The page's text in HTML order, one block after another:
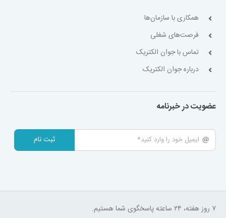
همکاری با سازمان‌ها
فرصت‌های شغلی
تماس با جوان الکتریک
درباره جوان الکتریک
عضویت در خبرنامه
ثبت نام
۷ روز هفته، ۲۴ ساعته پاسخگوی شما هستیم.